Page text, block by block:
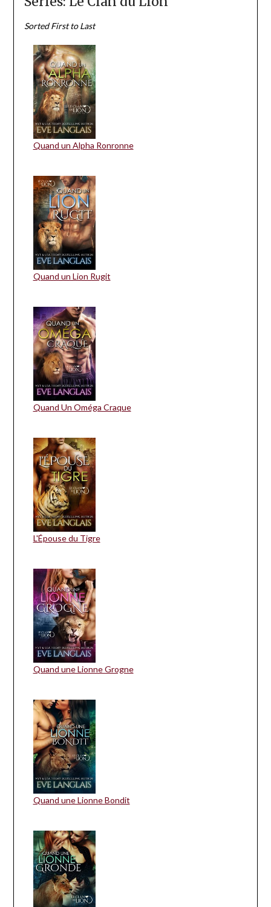
Sorted First to Last
Quand un Alpha Ronronne
Quand un Lion Rugit
Quand Un Oméga Craque
L'Épouse du Tigre
Quand une Lionne Grogne
Quand une Lionne Bondit